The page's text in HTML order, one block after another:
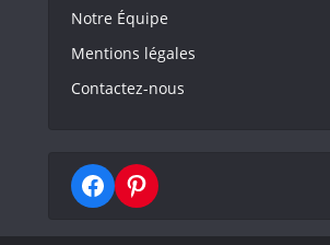
Notre Équipe
Mentions légales
Contactez-nous